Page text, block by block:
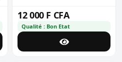
12 000 F CFA
Qualité : Bon Etat